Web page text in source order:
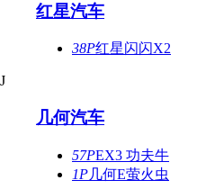
红星汽车
38P红星闪闪X2
J
几何汽车
57PEX3 功夫牛
1P几何E萤火虫